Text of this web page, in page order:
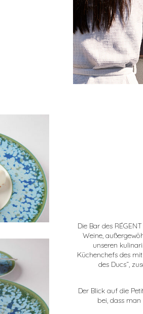
Die Bar des
Weine,
unseren
Küchenchefs des
des Ducs“,
Der Blick auf die
bei, dass